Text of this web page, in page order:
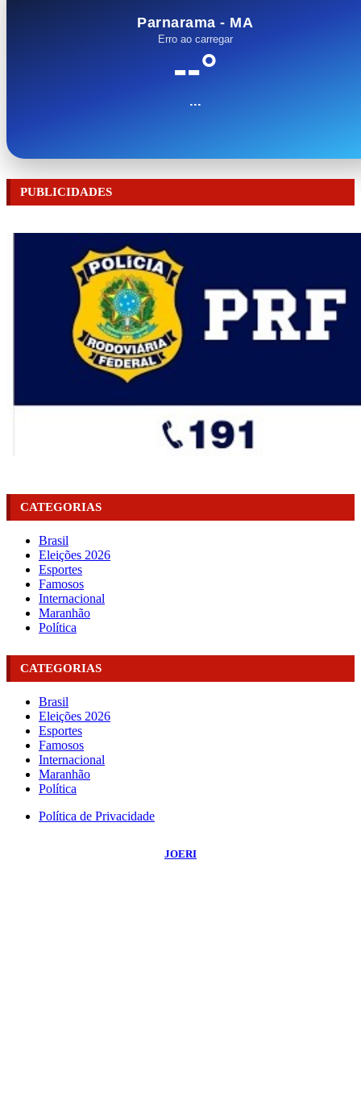
Parnarama - MA
Erro ao carregar
--°
...
PUBLICIDADES
CATEGORIAS
Brasil
Eleições 2026
Esportes
Famosos
Internacional
Maranhão
Política
CATEGORIAS
Brasil
Eleições 2026
Esportes
Famosos
Internacional
Maranhão
Política
Política de Privacidade
JOERI